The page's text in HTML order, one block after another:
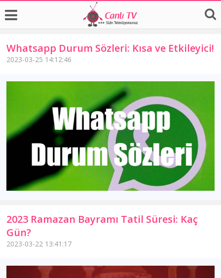
Whatsapp Durum Sözleri: Kısa ve Etkileyici!
2023-03-25 14:12:46
2023 Ramazan Bayramı Tatil Süresi: Kaç
Gün?
2023-03-22 13:41:17